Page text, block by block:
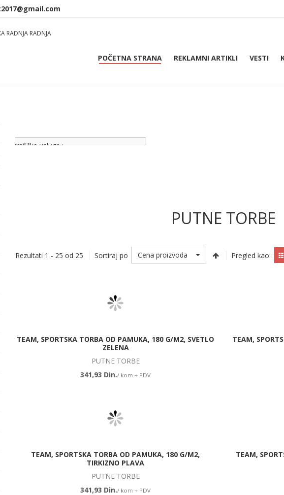
RADNJA RADNJA
POČETNA STRANA REKLAMNI ARTIKLI VESTI
grafičke usluge :
PUTNE TORBE
Rezultati 1 - 25 od 25 Sortiraj po Cena proizvoda Pregled kao:
TEAM, SPORTSKA TORBA OD PAMUKA, 180 G/M2, SVETLO
ZELENA
PUTNE TORBE
341,93 Din./ kom + PDV
TEAM,
TEAM, SPORTSKA TORBA OD PAMUKA, 180 G/M2,
TIRKIZNO PLAVA
PUTNE TORBE
341,93 Din./ kom + PDV
TEAM,